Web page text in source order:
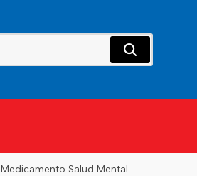
Medicamento Salud Mental